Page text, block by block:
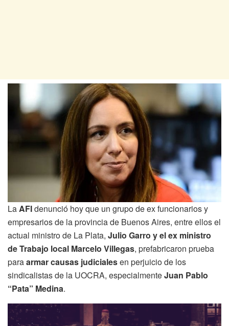
LaAFIdenunció hoy que un grupo de ex funcionarios y
empresarios de la provincia de Buenos Aires, entre ellos el
actual ministro de La Plata, Julio Garro y el ex ministro
de Trabajo local Marcelo Villegas, prefabricaron prueba
paraarmar causas judicialesen perjuicio de los
sindicalistas de la UOCRA, especialmenteJuan Pablo
“Pata” Medina.